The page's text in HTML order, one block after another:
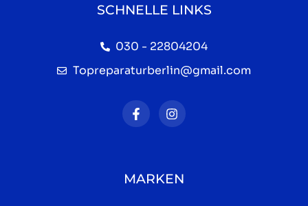
SCHNELLE LINKS
030 - 22804204
Topreparaturberlin@gmail.com
MARKEN